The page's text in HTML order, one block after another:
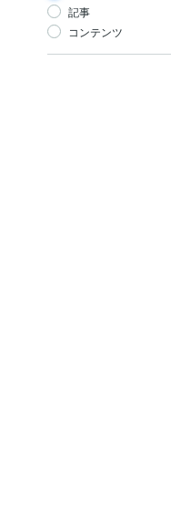
記事
コンテンツ